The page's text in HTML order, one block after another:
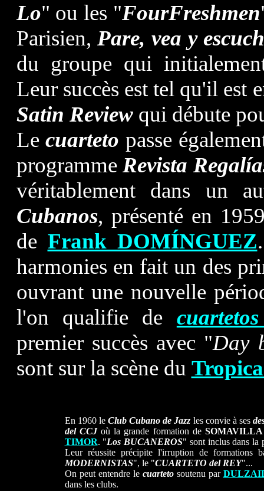
Lo" ou les "FourFreshmen
Parisien,Pare, vea y
du groupe qui
Leur succès est tel qu'il est
Satin Reviewqui débute
Lecuarteto passe
programmeRevista Regalía
véritablement dans un
Cubanos, présenté en
de Frank DOMÍNGUEZ
harmonies en fait un des
ouvrant une nouvelle
l'on qualifie de
premier succès avec "Day
sont sur la scène du
En 1960 le Club Cubano de Jazz les convie à ses
del CCJoù la grande formation deSOMAVILLA
TIMOR. "Los BUCANEROS" sont inclus dans la
Leur réussite précipite l'irruption de formations
MODERNISTAS", le "CUARTETO del REY"...
On peut entendre le cuartetosoutenu par
dans les clubs.